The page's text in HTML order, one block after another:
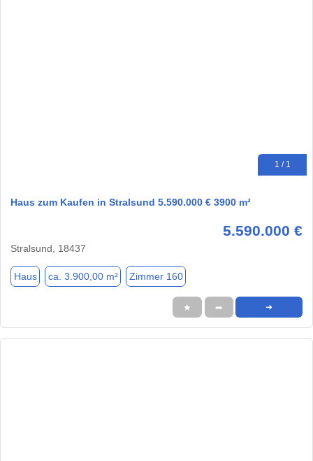
1 / 1
Haus zum Kaufen in Stralsund 5.590.000 € 3900 m²
5.590.000 €
Stralsund, 18437
Haus ca. 3.900,00 m² Zimmer 160
★ ➦ ➜